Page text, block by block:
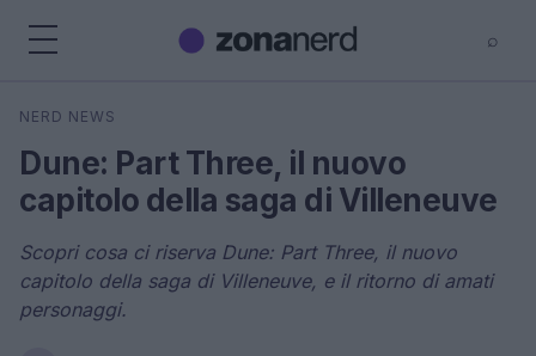
⌕
Cerca
NERD NEWS
Dune: Part Three, il nuovo
capitolo della saga di Villeneuve
Scopri cosa ci riserva Dune: Part Three, il nuovo
capitolo della saga di Villeneuve, e il ritorno di amati
personaggi.